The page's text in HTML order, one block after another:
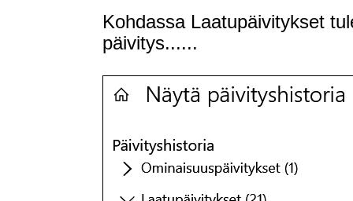
Kohdassa Laatupäivitykset
päivitys......